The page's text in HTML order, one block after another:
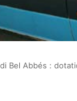
Bel Abbés :